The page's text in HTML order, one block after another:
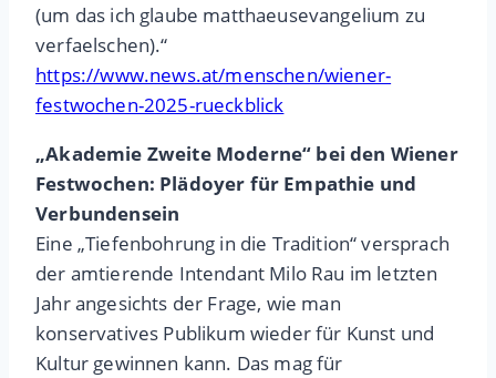
(um das ich glaube matthaeusevangelium zu
verfaelschen).“
https://www.news.at/menschen/wiener-
festwochen-2025-rueckblick
„Akademie Zweite Moderne“ bei den Wiener
Festwochen: Plädoyer für Empathie und
Verbundensein
Eine „Tiefenbohrung in die Tradition“ versprach
der amtierende Intendant Milo Rau im letzten
Jahr angesichts der Frage, wie man
konservatives Publikum wieder für Kunst und
Kultur gewinnen kann. Das mag für